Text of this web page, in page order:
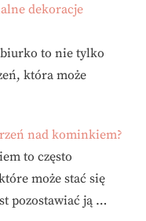
dekoracje
biurko to nie tylko
która może
nad kominkiem?
to często
może stać się
pozostawiać ją …